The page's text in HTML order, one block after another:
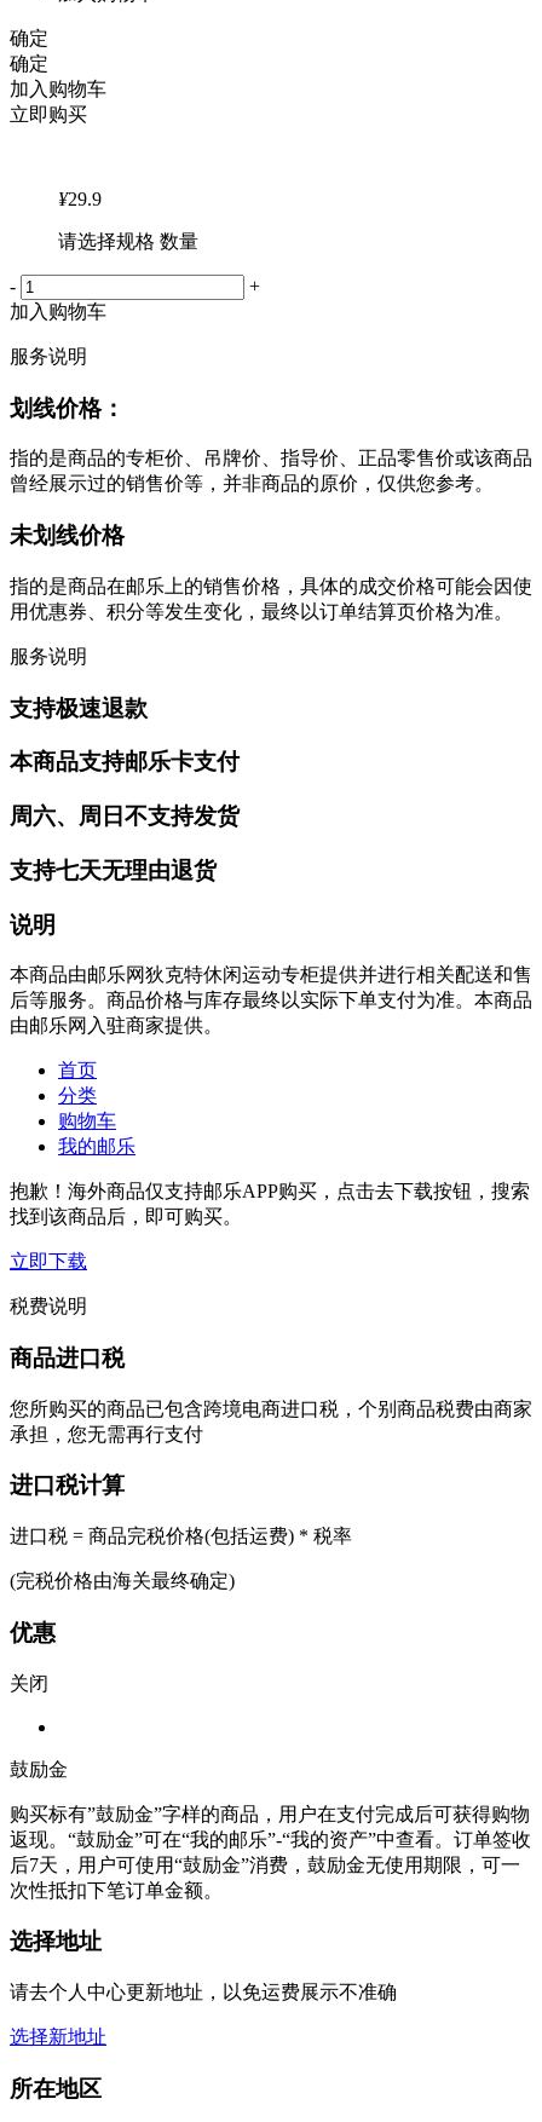
确定
确定
加入购物车
立即购买
¥29.9
请选择规格 数量
-
+
加入购物车
服务说明
划线价格：
指的是商品的专柜价、吊牌价、指导价、正品零售价或该商品
曾经展示过的销售价等，并非商品的原价，仅供您参考。
未划线价格
指的是商品在邮乐上的销售价格，具体的成交价格可能会因使
用优惠券、积分等发生变化，最终以订单结算页价格为准。
服务说明
支持极速退款
本商品支持邮乐卡支付
周六、周日不支持发货
支持七天无理由退货
说明
本商品由邮乐网狄克特休闲运动专柜提供并进行相关配送和售
后等服务。商品价格与库存最终以实际下单支付为准。本商品
由邮乐网入驻商家提供。
首页
分类
购物车
我的邮乐
抱歉！海外商品仅支持邮乐APP购买，点击去下载按钮，搜索
找到该商品后，即可购买。
立即下载
税费说明
商品进口税
您所购买的商品已包含跨境电商进口税，个别商品税费由商家
承担，您无需再行支付
进口税计算
进口税 = 商品完税价格(包括运费) * 税率
(完税价格由海关最终确定)
优惠
关闭
鼓励金
购买标有”鼓励金”字样的商品，用户在支付完成后可获得购物
返现。“鼓励金”可在“我的邮乐”-“我的资产”中查看。订单签收
后7天，用户可使用“鼓励金”消费，鼓励金无使用期限，可一
次性抵扣下笔订单金额。
选择地址
请去个人中心更新地址，以免运费展示不准确
选择新地址
所在地区